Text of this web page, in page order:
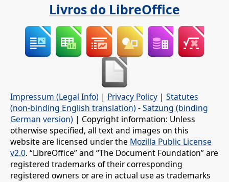
Livros do LibreOffice
Impressum (Legal Info) | Privacy Policy | Statutes
(non-binding English translation) -Satzung (binding
German version) | Copyright information: Unless
otherwise specified, all text and images on this
website are licensed under the Mozilla Public License
v2.0. “LibreOffice” and “The Document Foundation” are
registered trademarks of their corresponding
registered owners or are in actual use as trademarks